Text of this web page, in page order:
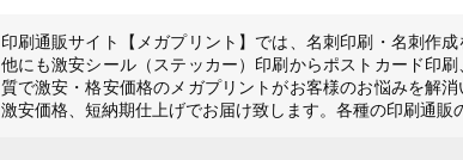
印刷通販サイト【メガプリント】では、名刺印刷・名刺作
他にも激安シール（ステッカー）印刷からポストカード印
質で激安・格安価格のメガプリントがお客様のお悩みを解
激安価格、短納期仕上げでお届け致します。各種の印刷通販